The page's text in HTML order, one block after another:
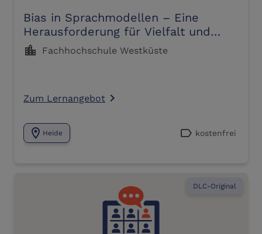
Bias in Sprachmodellen – Eine
Herausforderung für Vielfalt und
Inklusion
location_city Fachhochschule Westküste
Zum Lernangebot navigate_next
location_on Heide label kostenfrei
DLC-Original